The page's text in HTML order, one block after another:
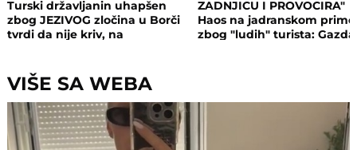
Turski državljanin uhapšen
zbog JEZIVOG zločina u Borči
tvrdi da nije kriv, na
odnosu bili
ZADNJICU I PROVOCIRA"
Haos na jadranskom
zbog "ludih" turista:
VIŠE SA WEBA